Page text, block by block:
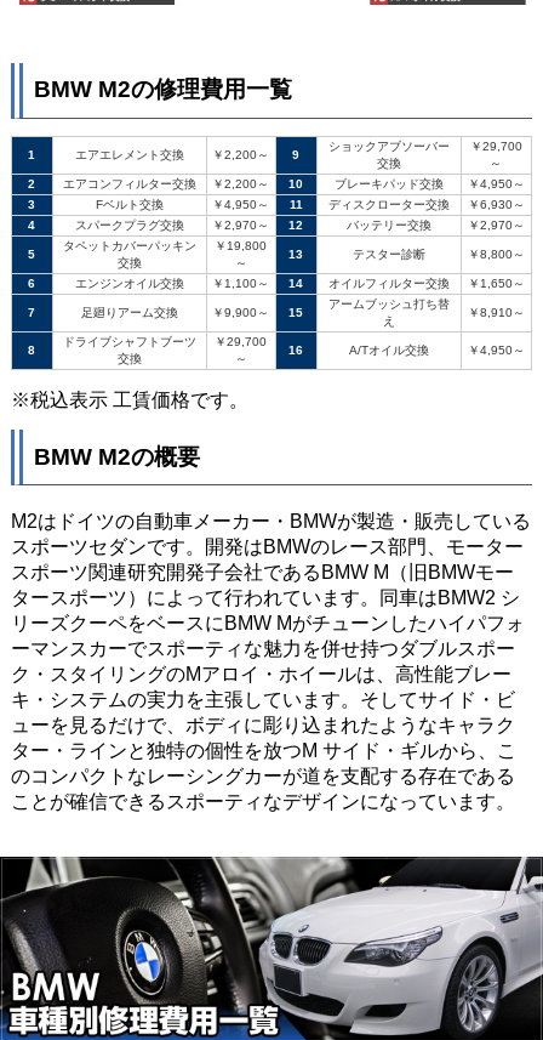
BMW M2の修理費用一覧
1 エアエレメント交換 ￥2,200～ 9
ショックアブソーバー
交換
￥29,700
～
2
エアコンフィルター交換 ￥2,200～ 10 ブレーキパッド交換
￥4,950～
3
Fベルト交換 ￥4,950～ 11 ディスクローター交換
￥6,930～
4
スパークプラグ交換 ￥2,970～ 12 バッテリー交換 ￥2,970～
5
タペットカバーパッキン
交換
￥19,800
～
13 テスター診断 ￥8,800～
6 エンジンオイル交換 ￥1,100～ 14 オイルフィルター交換 ￥1,650～
7 足廻りアーム交換 ￥9,900～ 15
アームブッシュ打ち替
え
￥8,910～
8
ドライブシャフトブーツ
交換
￥29,700
～
16 A/Tオイル交換 ￥4,950～
※税込表示 工賃価格です。
BMW M2の概要
M2はドイツの自動車メーカー・BMWが製造・販売している
スポーツセダンです。開発はBMWのレース部門、モーター
スポーツ関連研究開発子会社であるBMW M（旧BMWモー
タースポーツ）によって行われています。同車はBMW2 シ
リーズクーペをベースにBMW Mがチューンしたハイパフォ
ーマンスカーでスポーティな魅力を併せ持つダブルスポー
ク・スタイリングのMアロイ・ホイールは、高性能ブレー
キ・システムの実力を主張しています。そしてサイド・ビ
ューを見るだけで、ボディに彫り込まれたようなキャラク
ター・ラインと独特の個性を放つM サイド・ギルから、こ
のコンパクトなレーシングカーが道を支配する存在である
ことが確信できるスポーティなデザインになっています。